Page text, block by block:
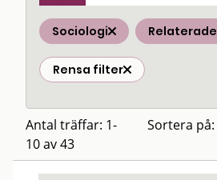
Sociologi Relaterade
Rensa filter
Antal träffar: 1-
10 av 43
Sortera på: